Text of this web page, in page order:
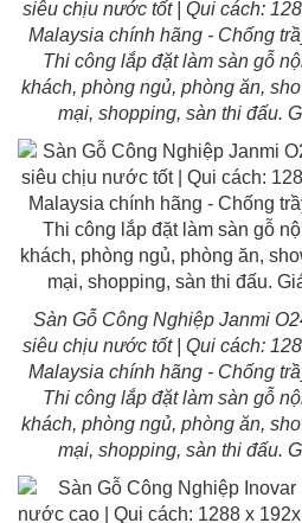
siêu chịu nước tốt | Qui cách:
Malaysia chính hãng - Chống
Thi công lắp đặt làm sàn gỗ
khách, phòng ngủ, phòng ăn,
mại, shopping, sàn thi đấu.
Sàn Gỗ Công Nghiệp Janmi
siêu chịu nước tốt | Qui cách:
Malaysia chính hãng - Chống
Thi công lắp đặt làm sàn gỗ
khách, phòng ngủ, phòng ăn,
mại, shopping, sàn thi đấu.